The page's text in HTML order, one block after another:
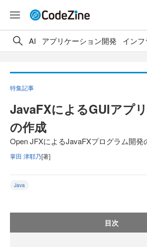
AI アプリケーション開発 インフ
特集記事
JavaFXによるGUIアプ
の作成
Open JFXによるJavaFXプログラム開発
掌田 津耶乃[著]
Java
目次